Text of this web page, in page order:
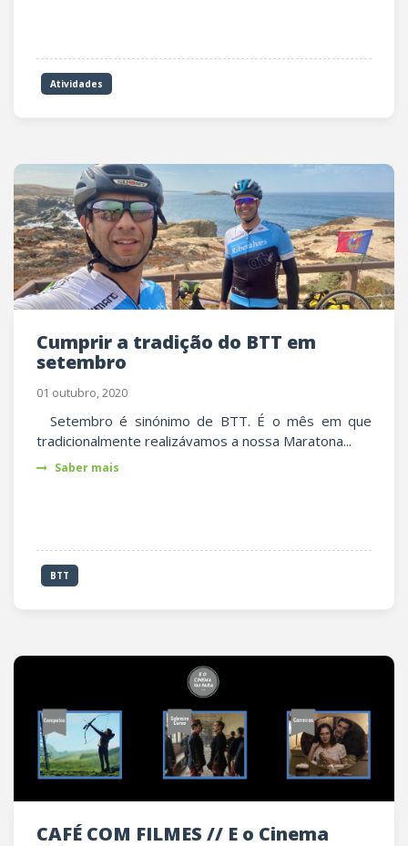
Atividades
Cumprir a tradição do BTT em
setembro
01 outubro, 2020
Setembro é sinónimo de BTT. É o mês em que
tradicionalmente realizávamos a nossa Maratona...
Saber mais
BTT
CAFÉ COM FILMES // E o Cinema